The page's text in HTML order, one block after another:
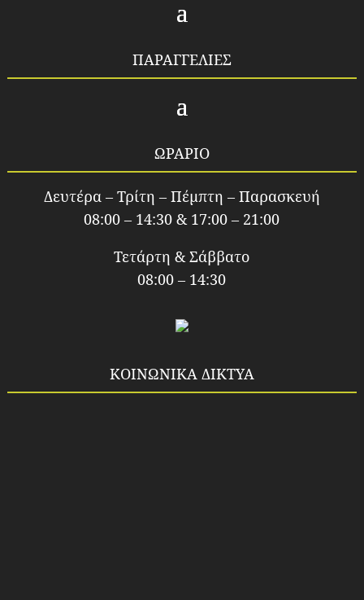
ΠΑΡΑΓΓΕΛΙΕΣ
ΩΡΑΡΙΟ
Δευτέρα – Τρίτη – Πέμπτη – Παρασκευή
08:00 – 14:30 & 17:00 – 21:00
Τετάρτη & Σάββατο
08:00 – 14:30
ΚΟΙΝΩΝΙΚΑ ΔΙΚΤΥΑ